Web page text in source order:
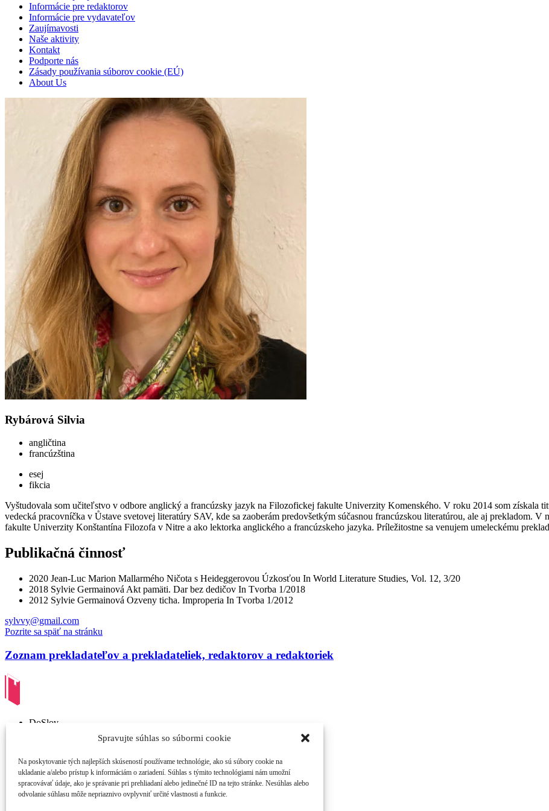
Spravujte súhlas so súbormi cookie
Na poskytovanie tých najlepších skúseností používame technológie, ako sú súbory cookie na
ukladanie a/alebo prístup k informáciám o zariadení. Súhlas s týmito technológiami nám umožní
spracovávať údaje, ako je správanie pri prehliadaní alebo jedinečné ID na tejto stránke. Nesúhlas alebo
odvolanie súhlasu môže nepriaznivo ovplyvniť určité vlastnosti a funkcie.
Informácie pre redaktorov
Informácie pre vydavateľov
Zaujímavosti
Naše aktivity
Kontakt
Podporte nás
Zásady používania súborov cookie (EÚ)
About Us
Rybárová Silvia
angličtina
francúzština
esej
fikcia
Vyštudovala som učiteľstvo v odbore anglický a francúzsky jazyk na Filozofickej fakulte Univerzity Komenského. V roku 2014 som získala
vedecká pracovníčka v Ůstave svetovej literatúry SAV, kde sa zaoberám predovšetkým súčasnou francúzskou literatúrou, ale aj prekladom.
fakulte Univerzity Konštantína Filozofa v Nitre a ako lektorka anglického a francúzskeho jazyka. Príležitostne sa venujem umeleckému
Publikačná činnosť
2020 Jean-Luc Marion Mallarmého Ničota s Heideggerovou Úzkosťou In World Literature Studies, Vol. 12, 3/20
2018 Sylvie Germainová Akt pamäti. Dar bez dedičov In Tvorba 1/2018
2012 Sylvie Germainová Ozveny ticha. Improperia In Tvorba 1/2012
sylvvy@gmail.com
Pozrite sa späť na stránku
Zoznam prekladateľov a prekladateliek, redaktorov a redaktoriek
DoSlov
Novoveská 6086/10
IČO: 52 601 684
DIČ: 21 21 42 41 29
info@doslov.sk